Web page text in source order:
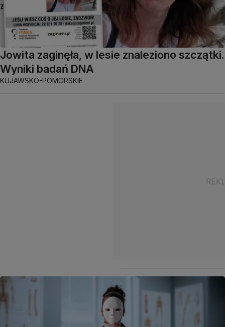
Jowita zaginęła, w lesie znaleziono szczątki.
Wyniki badań DNA
KUJAWSKO-POMORSKIE